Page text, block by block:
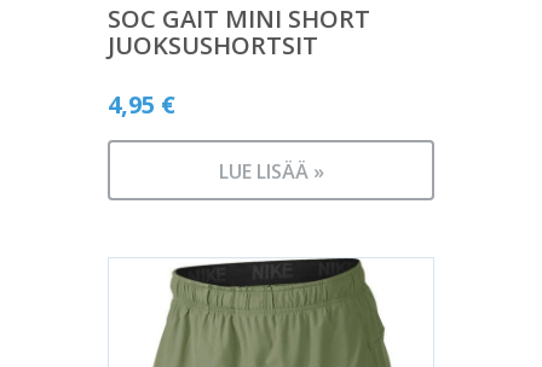
SOC GAIT MINI SHORT
JUOKSUSHORTSIT
4,95 €
LUE LISÄÄ »